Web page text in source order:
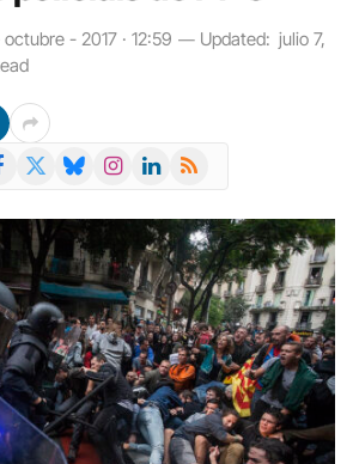
- 2017 · 12:59 Updated: julio 7,
BlueskyInstagramLinkedIn
RSS